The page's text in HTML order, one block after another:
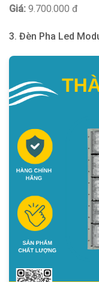
Giá: 9.700.000 đ
3. Đèn Pha Led